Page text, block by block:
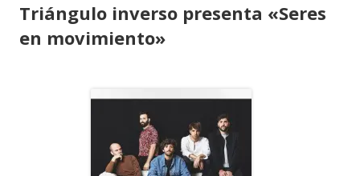
Triángulo inverso presenta «Seres
en movimiento»